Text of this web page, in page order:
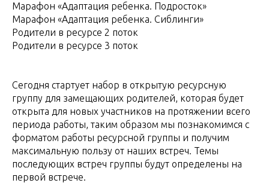
Марафон «Адаптация ребенка. Подросток»
Марафон «Адаптация ребенка. Сиблинги»
Родители в ресурсе 2 поток
Родители в ресурсе 3 поток
Сегодня стартует набор в открытую ресурсную
группу для замещающих родителей, которая будет
открыта для новых участников на протяжении всего
периода работы, таким образом мы познакомимся с
форматом работы ресурсной группы и получим
максимальную пользу от наших встреч. Темы
последующих встреч группы будут определены на
первой встрече.